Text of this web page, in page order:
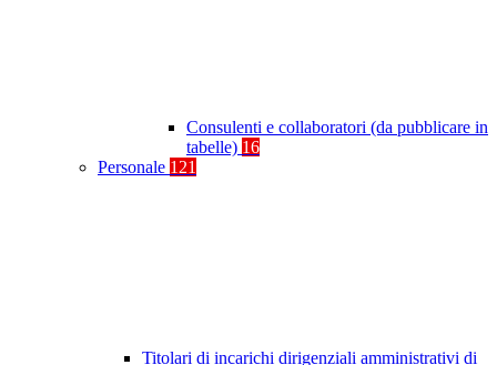
Consulenti e collaboratori (da pubblicare in
tabelle) 16
Personale 121
Titolari di incarichi dirigenziali amministrativi di